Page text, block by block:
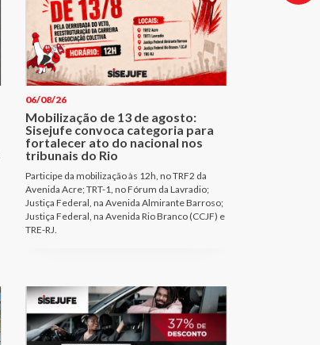
06/08/26
Mobilização de 13 de agosto:
Sisejufe convoca categoria para
fortalecer ato do nacional nos
tribunais do Rio
Participe da mobilização às 12h, no TRF2 da
Avenida Acre; TRT-1, no Fórum da Lavradio;
Justiça Federal, na Avenida Almirante Barroso;
Justiça Federal, na Avenida Rio Branco (CCJF) e
TRE-RJ.